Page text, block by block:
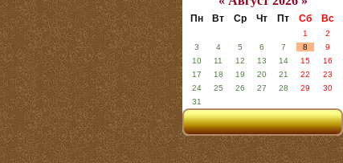
Пн Вт Ср Чт Пт Сб Вс
1
2
3
4 5 6 7 8
9
10
11 12 13 14 15
16
17
18 19 20 21 22
23
24
25 26 27 28 29
30
31